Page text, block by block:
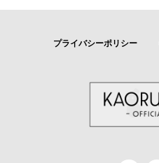
プライバシーポリシー